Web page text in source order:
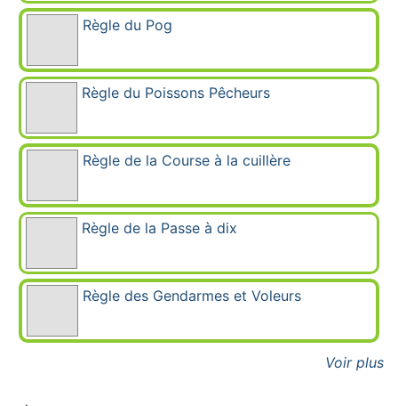
Règle du Pog
Règle du Poissons Pêcheurs
Règle de la Course à la cuillère
Règle de la Passe à dix
Règle des Gendarmes et Voleurs
Voir plus